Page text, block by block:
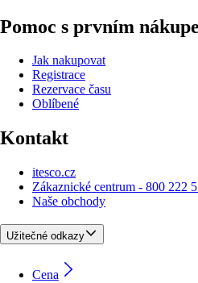
Pomoc s prvním
Jak nakupovat
Registrace
Rezervace času
Oblíbené
Kontakt
itesco.cz
Zákaznické centrum - 800 222
Naše obchody
Užitečné odkazy
Cena